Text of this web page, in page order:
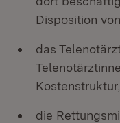
Disposition
das
Kostenstruktur,
die